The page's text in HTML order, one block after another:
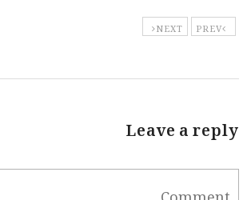
PREV
NEXT
Leave a reply